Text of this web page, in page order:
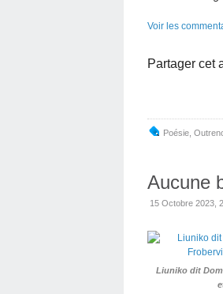
Voir les
Partager cet
Poésie,
Aucune
15 Octobre 2023,
Liuniko dit